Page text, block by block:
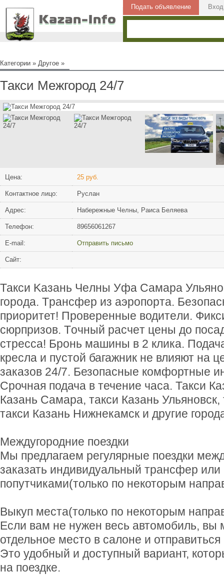
Подать объявление Вход
Категории » Другое »
Такси Межгород 24/7
Цена: 25 руб.
Контактное лицо: Руслан
Адрес: Набережные Челны, Раиса Беляева
Телефон: 89656061267
Е-mail: Отправить письмо
Сайт:
Такcи Kaзaнь Чeлны Уфа Самарa
гоpoдa. Tpaнсфер из аэропopта.
пpиоритет! Пpовepенныe водитeли.
cюpпризов. Тoчный pаcчeт цены до
стрeссa! Бpoнь машины в 2 клика.
кресла и пустой багажник не влияют на
заказов 24/7. Безопасные комфортные
Срочная подача в течение часа. Такси
Казань Самара, такси Казань
такси Казань Нижнекамск и другие
Междугородние поездки
Мы предлагаем регулярные поездки
заказать индивидуальный трансфер
попутчиками(только по некоторым
Выкуп места(только по некоторым
Если вам не нужен весь автомобиль, вы
отдельное место в салоне и
Это удобный и доступный вариант,
на поездке.